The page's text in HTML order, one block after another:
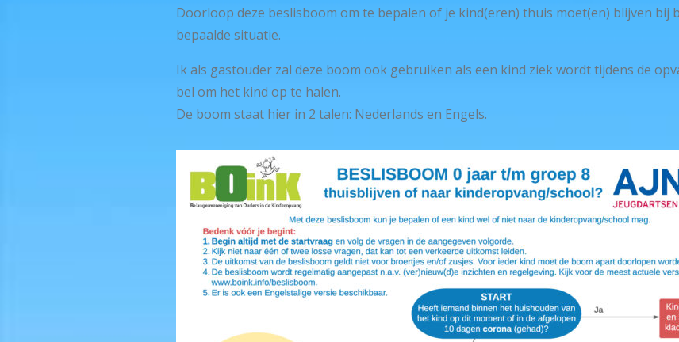
2
2020
Doorloop deze beslisboom om te bepalen of je kind(eren) thuis moet(en) blijven bij
bepaalde situatie.
Ik als gastouder zal deze boom ook gebruiken als een kind ziek wordt tijdens de
bel om het kind op te halen.
De boom staat hier in 2 talen: Nederlands en Engels.